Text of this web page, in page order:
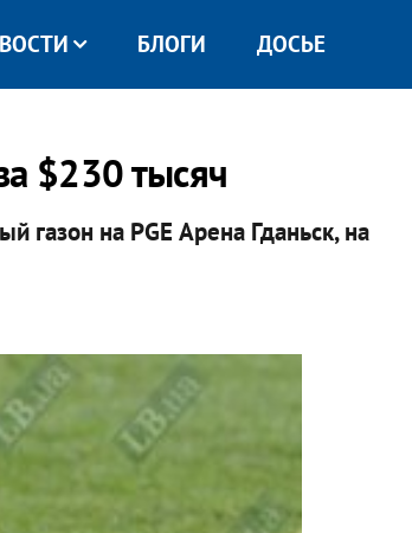
БЛОГИ ДОСЬЕ
$230 тысяч
на PGE Арена Гданьск, на